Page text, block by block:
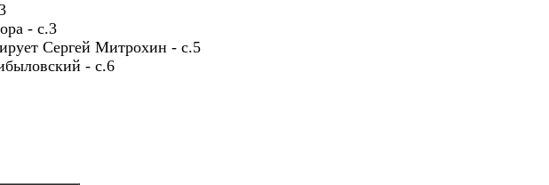
- с.3
Сергей Митрохин - с.5
- с.6